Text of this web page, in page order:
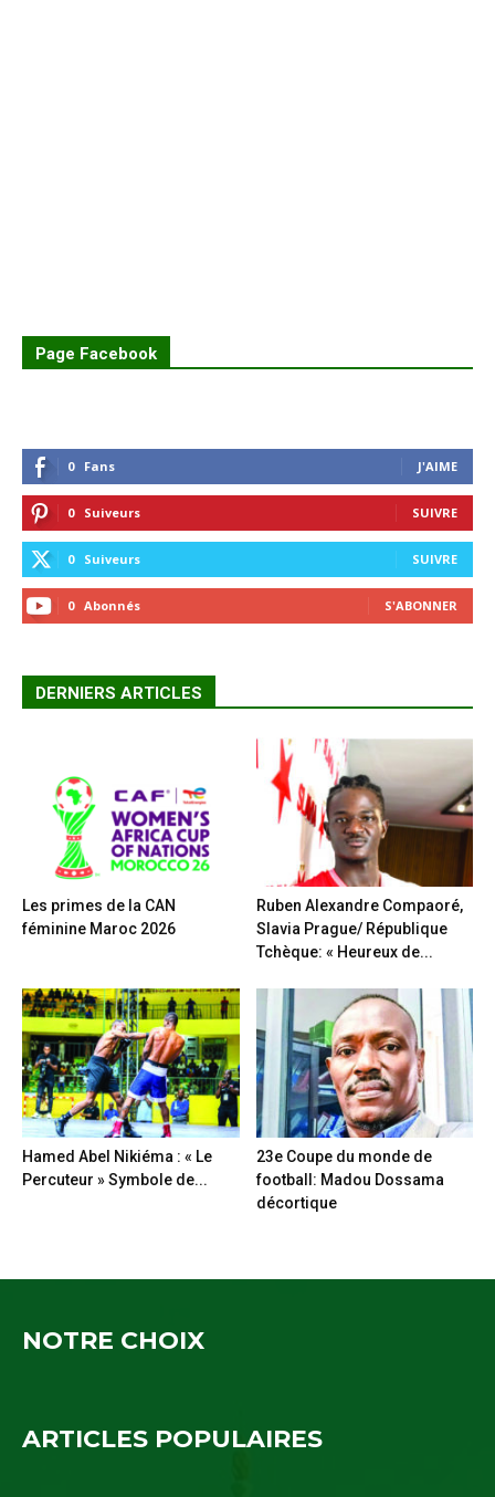
Page Facebook
0 Fans J'AIME
0 Suiveurs SUIVRE
0 Suiveurs SUIVRE
0 Abonnés S'ABONNER
DERNIERS ARTICLES
Les primes de la CAN
féminine Maroc 2026
Ruben Alexandre Compaoré,
Slavia Prague/ République
Tchèque: « Heureux de...
Hamed Abel Nikiéma : « Le
Percuteur » Symbole de...
23e Coupe du monde de
football: Madou Dossama
décortique
NOTRE CHOIX
ARTICLES POPULAIRES